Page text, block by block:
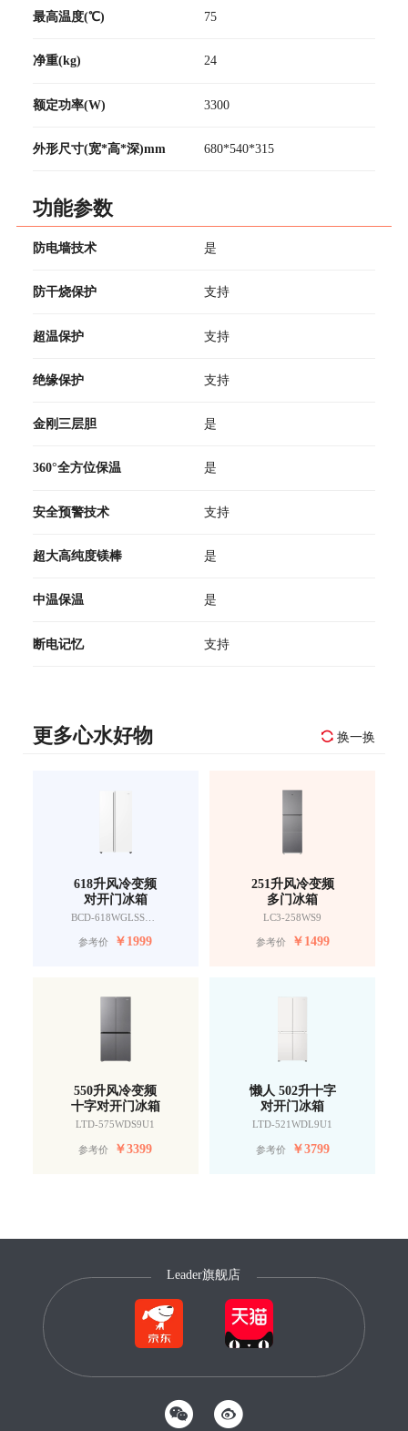
最高温度(℃) 75
净重(kg) 24
额定功率(W) 3300
外形尺寸(宽*高*深)mm 680*540*315
功能参数
防电墙技术 是
防干烧保护 支持
超温保护 支持
绝缘保护 支持
金刚三层胆 是
360°全方位保温 是
安全预警技术 支持
超大高纯度镁棒 是
中温保温 是
断电记忆 支持
更多心水好物 换一换
618升风冷变频
对开门冰箱
BCD-618WGLSSEDW9
参考价 ￥1999
251升风冷变频
多门冰箱
LC3-258WS9
参考价 ￥1499
550升风冷变频
十字对开门冰箱
LTD-575WDS9U1
参考价 ￥3399
懒人 502升十字
对开门冰箱
LTD-521WDL9U1
参考价 ￥3799
Leader旗舰店